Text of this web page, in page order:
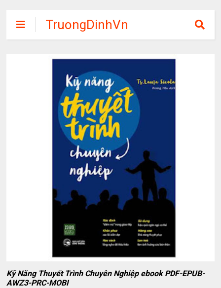
TruongDinhVn
Chia sẽ ebook,
phần mềm học
tập miễn phí
Kỹ Năng Thuyết Trình Chuyên Nghiệp ebook PDF-EPUB-
AWZ3-PRC-MOBI